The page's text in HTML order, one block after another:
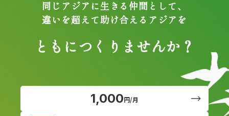
同じアジアに生きる仲間として、
違いを超えて助け合えるアジアを
ともにつくりませんか？
1,000円/月